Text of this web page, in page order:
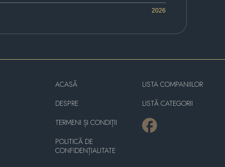
2026
ACASĂ
DESPRE
TERMENI ȘI CONDIȚII
POLITICĂ DE
CONFIDENȚIALITATE
LISTA COMPANIILOR
LISTĂ CATEGORII